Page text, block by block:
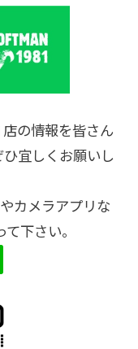
の情報を皆さん
宜しくお願いし
カメラアプリな
下さい。